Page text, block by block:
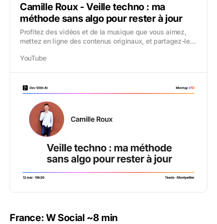
Camille Roux - Veille techno : ma
méthode sans algo pour rester à jour
Profitez des vidéos et de la musique que vous aimez,
mettez en ligne des contenus originaux, et partagez-les
YouTube
France: W Social ~8 min